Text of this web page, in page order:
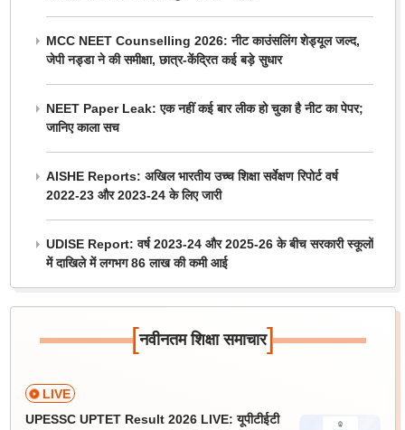
MCC NEET Counselling 2026: नीट काउंसलिंग शेड्यूल जल्द,
जेपी नड्डा ने की समीक्षा, छात्र-केंद्रित कई बड़े सुधार
NEET Paper Leak: एक नहीं कई बार लीक हो चुका है नीट का पेपर;
जानिए काला सच
AISHE Reports: अखिल भारतीय उच्च शिक्षा सर्वेक्षण रिपोर्ट वर्ष
2022-23 और 2023-24 के लिए जारी
UDISE Report: वर्ष 2023-24 और 2025-26 के बीच सरकारी स्कूलों
में दाखिले में लगभग 86 लाख की कमी आई
[नवीनतम शिक्षा समाचार]
LIVE
UPESSC UPTET Result 2026 LIVE: यूपीटीईटी